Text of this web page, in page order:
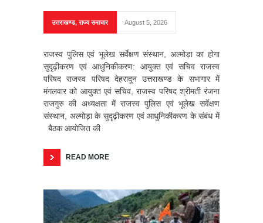
उत्तराखण्ड,राज्य समाचार August 5, 2026
राजस्व पुलिस एवं भूलेख सर्वेक्षण संस्थान, अल्मोड़ा का होगा
सुदृढ़ीकरण एवं आधुनिकीकरण: आयुक्त एवं सचिव राजस्व
परिषद राजस्व परिषद देहरादून उत्तराखण्ड के सभागार में
मंगलवार को आयुक्त एवं सचिव, राजस्व परिषद श्रीमती रंजना
राजगुरु की अध्यक्षता में राजस्व पुलिस एवं भूलेख सर्वेक्षण
संस्थान, अल्मोड़ा के सुदृढ़ीकरण एवं आधुनिकीकरण के संबंध में
बैठक आयोजित की
READ MORE